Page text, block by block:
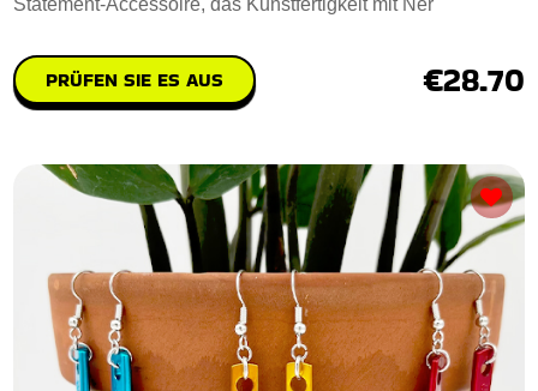
Statement-Accessoire, das Kunstfertigkeit mit Ner
PRÜFEN SIE ES AUS €28.70